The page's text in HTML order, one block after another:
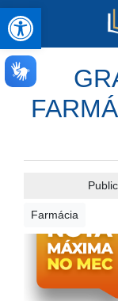
Abrir a barra de
Farmácia